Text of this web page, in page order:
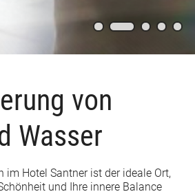
von
Wasser
im Hotel Santner ist der ideale Ort,
und Ihre innere Balance